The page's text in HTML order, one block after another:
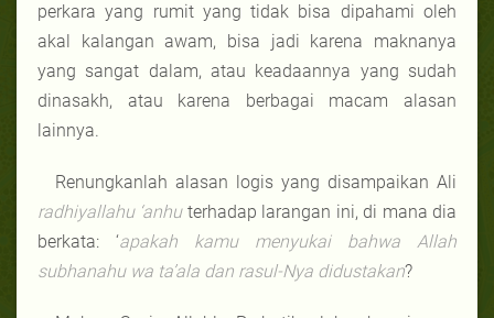
perkara yang rumit yang tidak bisa dipahami oleh
akal kalangan awam, bisa jadi karena maknanya
yang sangat dalam, atau keadaannya yang sudah
dinasakh, atau karena berbagai macam alasan
lainnya.
Renungkanlah alasan logis yang disampaikan Ali
radhiyallahu ‘anhuterhadap larangan ini, di mana dia
berkata: ‘apakah kamu menyukai bahwa Allah
subhanahu wa ta’ala dan rasul-Nya didustakan?